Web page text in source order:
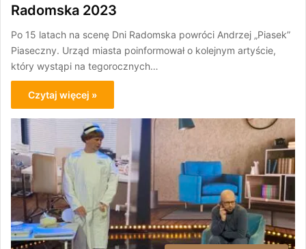
Radomska 2023
Po 15 latach na scenę Dni Radomska powróci Andrzej „Piasek”
Piaseczny. Urząd miasta poinformował o kolejnym artyście,
który wystąpi na tegorocznych…
Czytaj więcej »